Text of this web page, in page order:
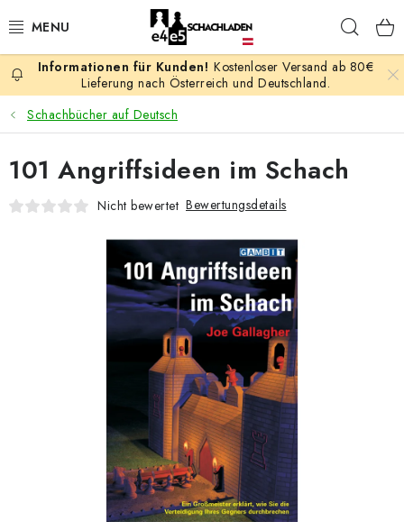
Inhalt
AKTION
SCHACHSPIELE
SCHACHFIGUREN
SCHACHBRETTER
SCHACHUHREN
SCHACHBÜCHER
SCHACH-ANTIQUITÄTENLADEN
SCHACH-MERCH
SCHACH GESCHENKE
Kostenloser Versand ab 80€
Lieferung nach Österreich und Deutschland.
Schachbücher auf Deutsch
101 Angriffsideen im Schach
Nicht bewertet Bewertungsdetails